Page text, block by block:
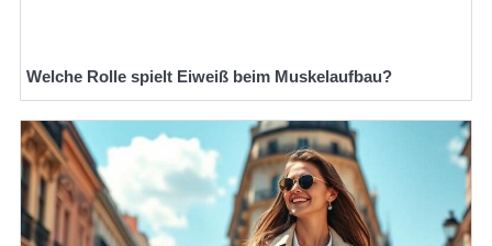
Welche Rolle spielt Eiweiß beim Muskelaufbau?